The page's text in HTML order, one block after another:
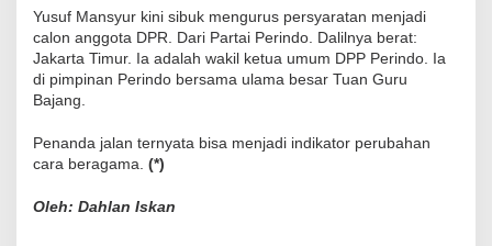
Yusuf Mansyur kini sibuk mengurus persyaratan menjadi
calon anggota DPR. Dari Partai Perindo. Dalilnya berat:
Jakarta Timur. Ia adalah wakil ketua umum DPP Perindo. Ia
di pimpinan Perindo bersama ulama besar Tuan Guru
Bajang.
Penanda jalan ternyata bisa menjadi indikator perubahan
cara beragama. (*)
Oleh: Dahlan Iskan